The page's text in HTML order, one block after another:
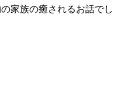
家族の癒されるお話でし